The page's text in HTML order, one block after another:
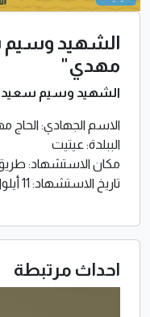
الشهيد وسيم
مهدي"
الشهيد وسيم سعيد
الاسم الجهادي: الحاج
الببلدة: عيتيت
مكان الاستشهاد: طريق
تاريخ الاستشهاد: 11 أيلول/ سبتمبر 2025
احداث مرتبطة